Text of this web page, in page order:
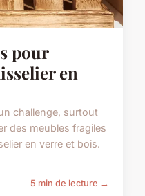
pour
en
challenge, surtout
des meubles fragiles
en verre et bois.
5 min de lecture →